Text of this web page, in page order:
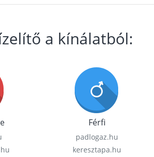
a kínálatból:
Férfi
padlogaz.hu
keresztapa.hu